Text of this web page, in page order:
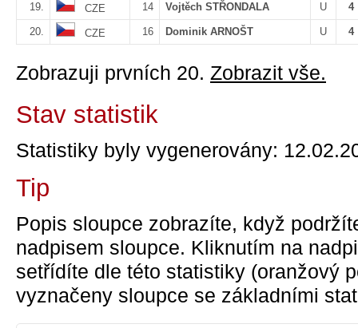
19. CZE 14 Vojtěch STŘONDALA U 4
20. CZE 16 Dominik ARNOŠT U 4
Zobrazuji prvních 20. Zobrazit vše.
Stav statistik
Statistiky byly vygenerovány:
Tip
Popis sloupce zobrazíte, když
nadpisem sloupce. Kliknutím na
setřídíte dle této statistiky (oranžový
vyznačeny sloupce se základními